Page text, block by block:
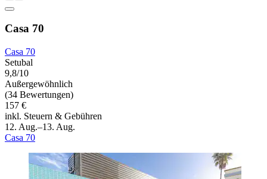
Casa 70
Casa 70
Setubal
9,8/10
Außergewöhnlich
(34 Bewertungen)
157 €
inkl. Steuern & Gebühren
12. Aug.–13. Aug.
Casa 70